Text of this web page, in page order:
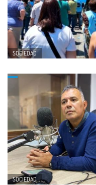
SOCIEDAD
SOCIEDAD